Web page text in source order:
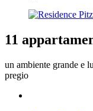
11
un ambiente grande e
pregio